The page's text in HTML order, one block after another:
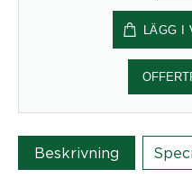
R7
LÄGG I
Beskrivning